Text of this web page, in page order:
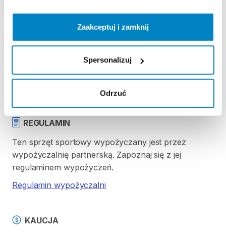
Zaakceptuj i zamknij
Spersonalizuj
Odrzuć
Błotniki: Stalowe
Rozmiary Ram: 20​,​5" - 58cm .
Zasady wypożyczenia
REGULAMIN
Ten sprzęt sportowy wypożyczany jest przez
wypożyczalnię partnerską. Zapoznaj się z jej
regulaminem wypożyczeń.
Regulamin wypożyczalni
KAUCJA